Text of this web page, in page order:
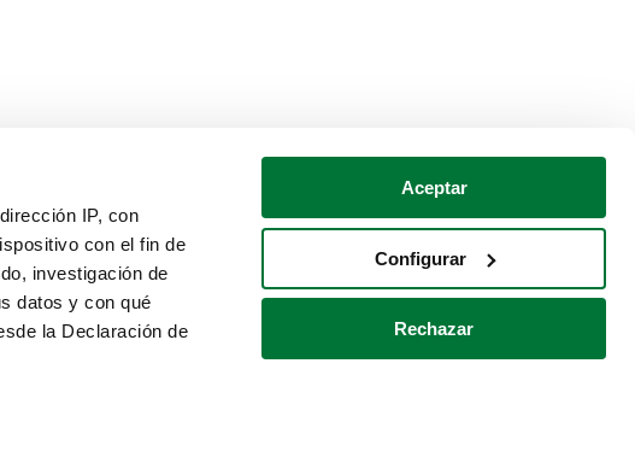
IP, con
con el fin de
investigación de
datos y con qué
la Declaración de
Aceptar
Configurar
Rechazar